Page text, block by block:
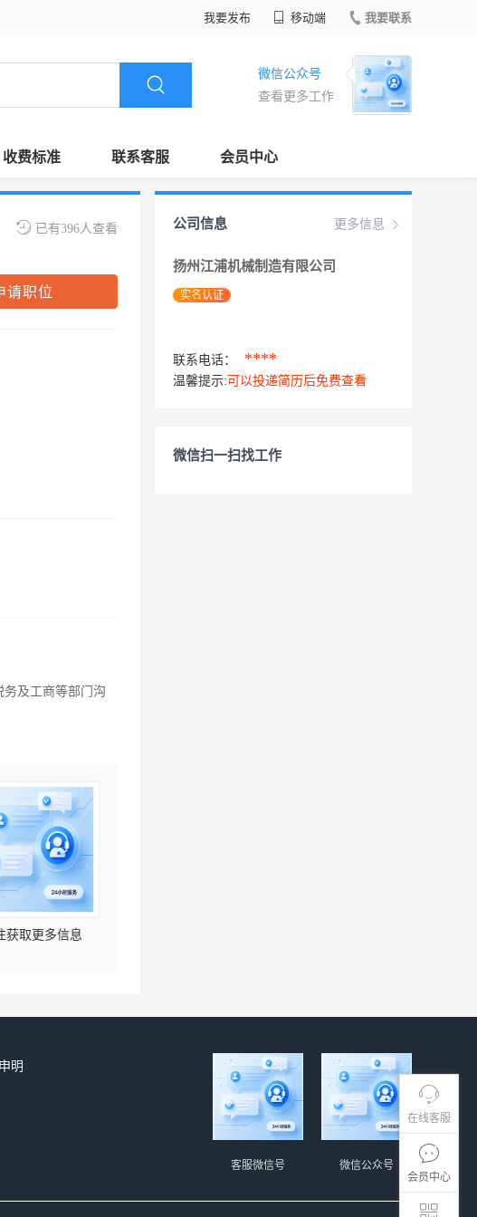
我要发布 移动端 我要联系
微信公众号
查看更多工作
收费标准 联系客服 会员中心
在线客服
会员中心
已有396人查看
请职位
及工商等部门沟
获取更多信息
更多信息
公司信息
扬州江浦机械制造有限公司
实名认证
联系电话： ****
温馨提示: 可以投递简历后免费查看
微信扫一扫找工作
明
微信公众号
客服微信号